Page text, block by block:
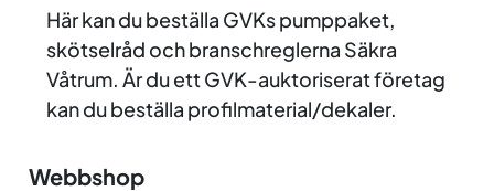
Här kan du beställa GVKs pumppaket,
skötselråd och branschreglerna Säkra
Våtrum. Är du ett GVK-auktoriserat företag
kan du beställa profilmaterial/dekaler.
Webbshop